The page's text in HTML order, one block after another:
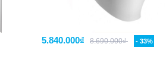
5.840.000₫ 8.690.000₫ - 33%